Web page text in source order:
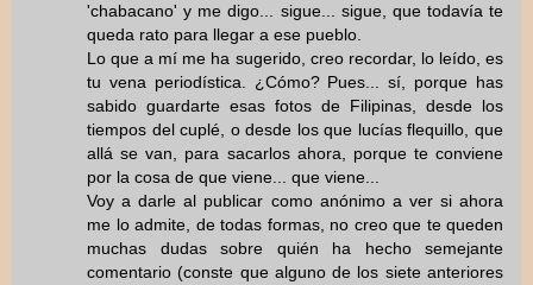
'chabacano' y me digo... sigue... sigue, que todavía te
queda rato para llegar a ese pueblo.
Lo que a mí me ha sugerido, creo recordar, lo leído, es
tu vena periodística. ¿Cómo? Pues... sí, porque has
sabido guardarte esas fotos de Filipinas, desde los
tiempos del cuplé, o desde los que lucías flequillo, que
allá se van, para sacarlos ahora, porque te conviene
por la cosa de que viene... que viene...
Voy a darle al publicar como anónimo a ver si ahora
me lo admite, de todas formas, no creo que te queden
muchas dudas sobre quién ha hecho semejante
comentario (conste que alguno de los siete anteriores